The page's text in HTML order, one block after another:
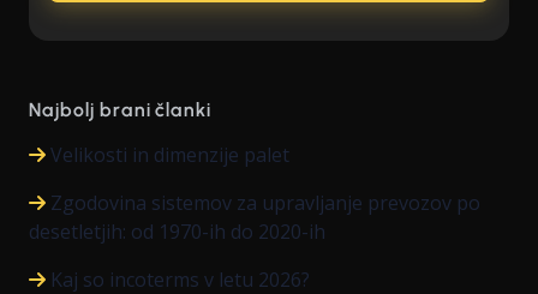
Najbolj brani članki
Velikosti in dimenzije palet
Zgodovina sistemov za upravljanje prevozov po
desetletjih: od 1970-ih do 2020-ih
Kaj so incoterms v letu 2026?